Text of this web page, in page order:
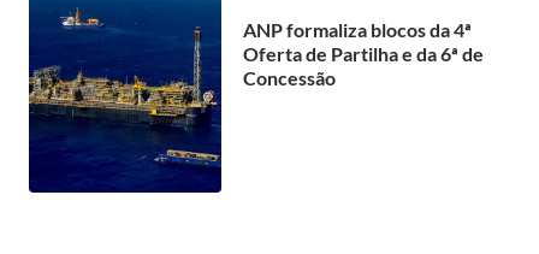
ANP formaliza blocos da 4ª
Oferta de Partilha e da 6ª de
Concessão